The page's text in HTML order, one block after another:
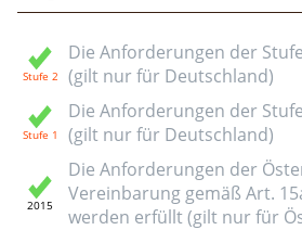
Die Anforderungen der
(gilt nur für Deutschland)
Die Anforderungen der
(gilt nur für Deutschland)
Die Anforderungen der
Vereinbarung gemäß Art.
werden erfüllt (gilt nur für